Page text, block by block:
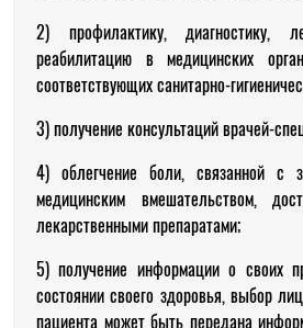
2) профилактику, диагностику,
реабилитацию в медицинских
соответствующих санитарно-
3) получение консультаций врачей-
4) облегчение боли, связанной с
медицинским вмешательством,
лекарственными препаратами;
5) получение информации о своих
состоянии своего здоровья, выбор
пациента может быть передана